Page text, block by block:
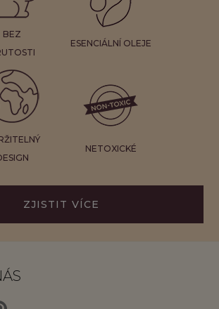
BEZ
ESENCIÁLNÍ OLEJE
NETOXICKÉ
ZJISTIT VÍCE